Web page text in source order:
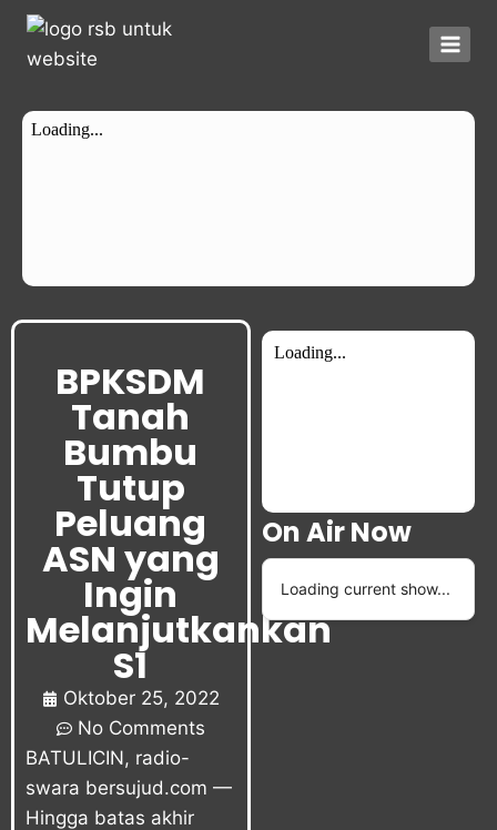
BPKSDM
Tanah
Bumbu
Tutup
Peluang
ASN yang
Ingin
Melanjutkankan
S1
Oktober 25, 2022
No Comments
BATULICIN, radio-
swara bersujud.com —
Hingga batas akhir
On Air Now
Loading current show...